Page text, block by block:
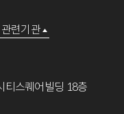
관련기관
티스퀘어빌딩 18층